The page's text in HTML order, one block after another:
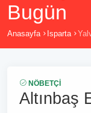
Bugün
Anasayfa Isparta
NÖBETÇI
Altınbaş